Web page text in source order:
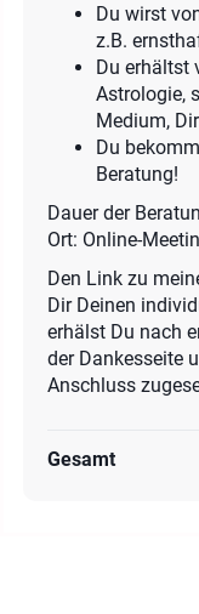
Du wirst
z.B.
Du erhältst
Astrologie,
Medium,
Du
Beratung!
Dauer der
Ort: Online-
Den Link zu
Dir Deinen
erhälst Du nach
der Dankesseite
Anschluss
Gesamt